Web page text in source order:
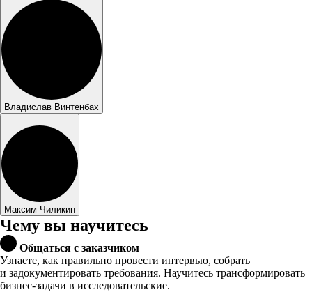
Владислав Винтенбах
Максим Чиликин
Чему вы научитесь
Общаться с заказчиком
Узнаете, как правильно провести интервью, собрать
и задокументировать требования. Научитесь трансформировать
бизнес-задачи в исследовательские.